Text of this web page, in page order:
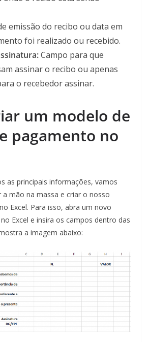
emissão do recibo ou data em
foi realizado ou recebido.
Campo para que
assinar o recibo ou apenas
o recebedor assinar.
um modelo de
pagamento no
as principais informações, vamos
mão na massa e criar o nosso
Excel. Para isso, abra um novo
Excel e insira os campos dentro das
a imagem abaixo: